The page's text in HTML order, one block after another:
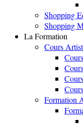
Shopping
Shopping
La Formation
Cours
Formation